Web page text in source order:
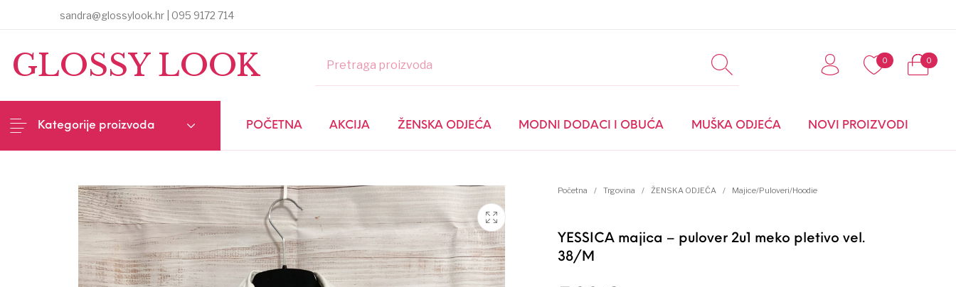
sandra@glossylook.hr | 095 9172 714
GLOSSY LOOK 0 0
POČETNA AKCIJA ŽENSKA ODJEĆA MODNI DODACI I OBUĆA MUŠKA ODJEĆA NOVI PROIZVODI
Kategorije proizvoda
NOVI PROIZVODI AKCIJA MUŠKA ODJEĆA
MODNI DODACI I
Početna / Trgovina / ŽENSKA ODJEĆA / Majice/Puloveri/Hoodie
YESSICA majica – pulover 2u1 meko pletivo vel.
38/M